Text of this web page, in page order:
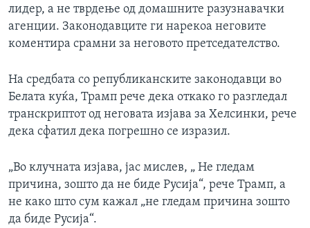
лидер, а не тврдење од домашните разузнавачки
агенции. Законодавците ги нарекоа неговите
коментира срамни за неговото претседателство.
На средбата со републиканските законодавци во
Белата куќа, Трамп рече дека откако го разгледал
транскриптот од неговата изјава за Хелсинки, рече
дека сфатил дека погрешно се изразил.
„Во клучната изјава, јас мислев, „ Не гледам
причина, зошто да не биде Русија“, рече Трамп, а
не како што сум кажал „не гледам причина зошто
да биде Русија“.